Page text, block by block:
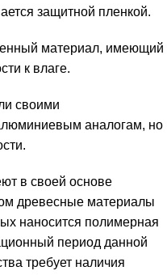
защитной пленкой.
материал, имеющий
к влаге.
своими
аналогам, но
в своей основе
древесные материалы
наносится полимерная
период данной
требует наличия